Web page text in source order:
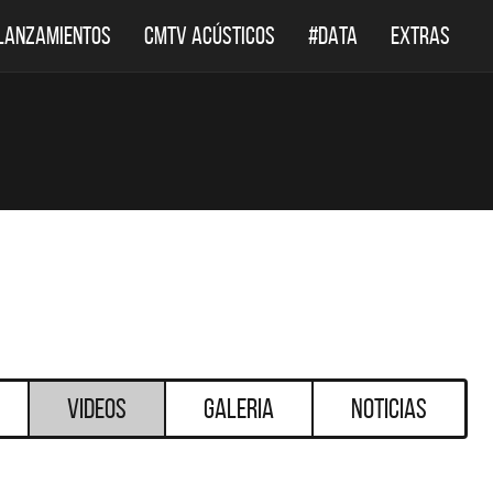
CMTV ACÚSTICOS #DATA EXTRAS
Videos Galeria Noticias
DESTACADOS DESTACADOS